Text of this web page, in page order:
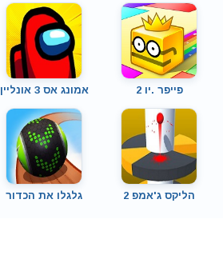
פייפר .יו 2 אמונג אס 3 אונליין
הליקס ג'אמפ 2 גלגלו את הכדור